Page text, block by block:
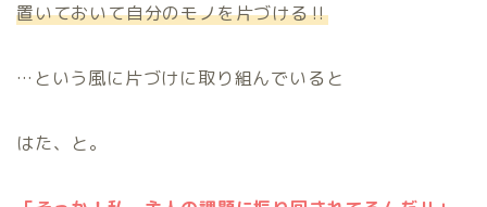
置いておいて自分のモノを片づける‼
…という風に片づけに取り組んでいると
はた、と。